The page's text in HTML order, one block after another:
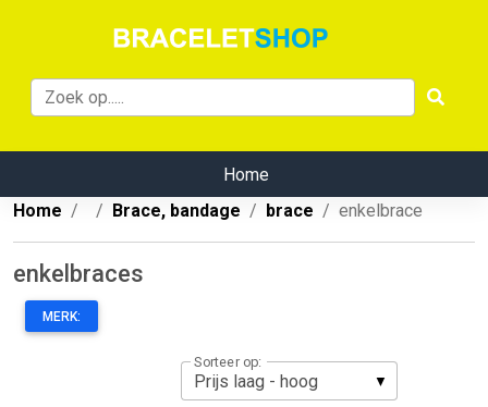
Home
Home
Brace, bandage brace enkelbrace
enkelbraces
MERK:
Sorteer op: